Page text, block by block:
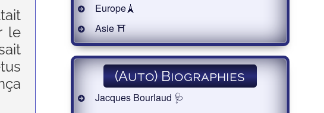
le
Europe🗼
Asie ⛩
(Auto) Biographies
Jacques Bourlaud 🩺